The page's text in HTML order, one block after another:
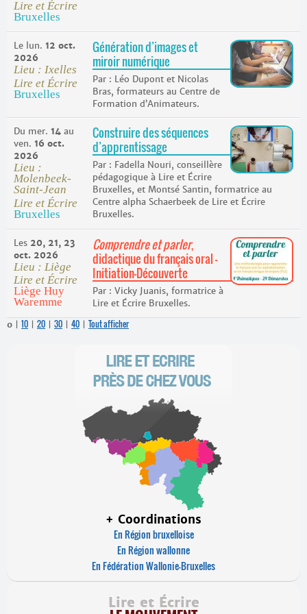
Lire et Écrire
Bruxelles
Génération d’images et
miroir numérique
Léo Dupont et Nicolas
Bras, formateurs au Centre de
Formation d’Animateurs.
Le lun. 12 oct.
2026
Lieu : Ixelles
Lire et Écrire
Bruxelles
Construire des séquences
d’apprentissage
Fadella Nouri, conseillère
pédagogique à Lire et Écrire
Bruxelles, et Montsé Santin, formatrice au
Centre alpha Schaerbeek de Lire et Écrire
Bruxelles.
Du mer. 14 au
ven. 16 oct.
2026
Lieu :
Molenbeek-
Saint-Jean
Lire et Écrire
Bruxelles
Comprendre et parler,
didactique du français oral –
Initiation-Découverte
Vicky Juanis, formatrice à
Lire et Écrire Bruxelles.
Les 20, 21, 23
oct. 2026
Lieu : Liège
Lire et Écrire
Liège Huy
Waremme
0 10 20 30 40 Tout afficher
+ Coordinations
En Région bruxelloise
En Région wallonne
En Fédération Wallonie-Bruxelles
Lire et Écrire